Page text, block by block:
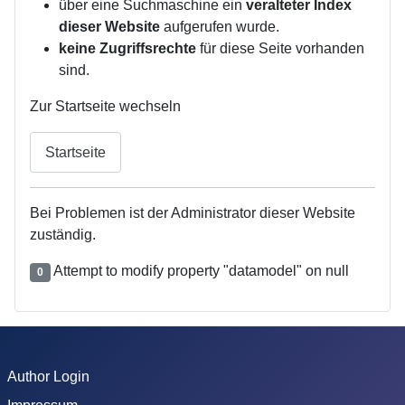
über eine Suchmaschine ein veralteter Index
dieser Website aufgerufen wurde.
keine Zugriffsrechte für diese Seite vorhanden
sind.
Zur Startseite wechseln
Startseite
Bei Problemen ist der Administrator dieser Website
zuständig.
0 Attempt to modify property "datamodel" on null
Author Login